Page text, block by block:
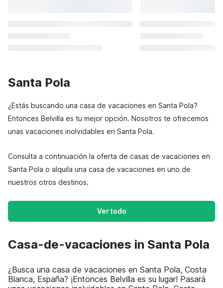
Santa Pola
¿Estás buscando una casa de vacaciones en Santa Pola?
Entonces Belvilla es tu mejor opción. Nosotros te ofrecemos
unas vacaciones inolvidables en Santa Pola.
Consulta a continuación la oferta de casas de vacaciones en
Santa Pola o alquila una casa de vacaciones en uno de
nuestros otros destinos.
Ver todo
Casa-de-vacaciones in Santa Pola
¿Busca una casa de vacaciones en Santa Pola, Costa
Blanca, España? ¡Entonces Belvilla es su lugar! Pasará